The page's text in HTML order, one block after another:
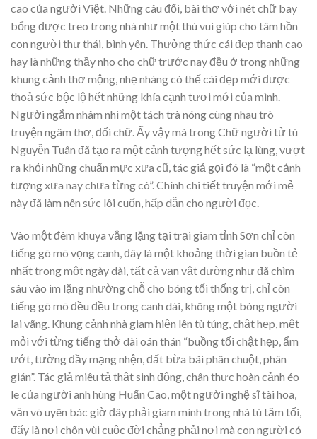
cao của người Việt. Những câu đối, bài thơ với nét chữ bay
bổng được treo trong nhà như một thú vui giúp cho tâm hồn
con người thư thái, bình yên. Thưởng thức cái đẹp thanh cao
hay là những thầy nho cho chữ trước nay đều ở trong những
khung cảnh thơ mộng, nhẹ nhàng có thế cái đẹp mới được
thoả sức bộc lộ hết những khía cạnh tươi mới của mình.
Người ngắm nhâm nhi một tách trà nóng cùng nhau trò
truyện ngâm thơ, đối chữ. Ấy vậy mà trong Chữ người tử tù
Nguyễn Tuân đã tạo ra một cảnh tượng hết sức lạ lùng, vượt
ra khỏi những chuẩn mực xưa cũ, tác giả gọi đó là “một cảnh
tượng xưa nay chưa từng có”. Chính chi tiết truyện mới mẻ
này đã làm nên sức lôi cuốn, hấp dẫn cho người đọc.
Vào một đêm khuya vắng lặng tại trại giam tỉnh Sơn chỉ còn
tiếng gõ mõ vọng canh, đây là một khoảng thời gian buồn tẻ
nhất trong một ngày dài, tất cả vạn vật dường như đã chìm
sâu vào im lặng nhường chỗ cho bóng tối thống trị, chỉ còn
tiếng gõ mõ đều đều trong canh dài, không một bóng người
lai vãng. Khung cảnh nhà giam hiện lên tù túng, chật hẹp, mệt
mỏi với từng tiếng thở dài oán thán “buồng tối chật hẹp, ẩm
ướt, tường đầy mạng nhện, đất bừa bãi phân chuột, phân
gián”. Tác giả miêu tả thật sinh động, chân thực hoàn cảnh éo
le của người anh hùng Huấn Cao, một người nghệ sĩ tài hoa,
văn võ uyên bác giờ đây phải giam mình trong nhà tù tăm tối,
đấy là nơi chôn vùi cuộc đời chẳng phải nơi mà con người có